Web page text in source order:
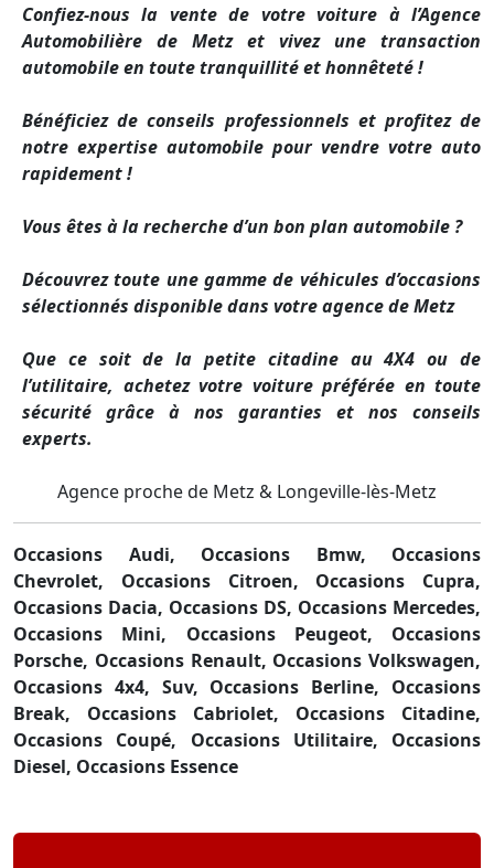
Confiez-nous la vente de votre voiture à l’Agence
Automobilière de Metz et vivez une transaction
automobile en toute tranquillité et honnêteté !
Bénéficiez de conseils professionnels et profitez de
notre expertise automobile pour vendre votre auto
rapidement !
Vous êtes à la recherche d’un bon plan automobile ?
Découvrez toute une gamme de véhicules d’occasions
sélectionnés disponible dans votre agence de Metz
Que ce soit de la petite citadine au 4X4 ou de
l’utilitaire, achetez votre voiture préférée en toute
sécurité grâce à nos garanties et nos conseils
experts.
Agence proche de Metz & Longeville-lès-Metz
Occasions Audi, Occasions Bmw, Occasions
Chevrolet, Occasions Citroen, Occasions Cupra,
Occasions Dacia, Occasions DS, Occasions Mercedes,
Occasions Mini, Occasions Peugeot, Occasions
Porsche, Occasions Renault, Occasions Volkswagen,
Occasions 4x4, Suv, Occasions Berline, Occasions
Break, Occasions Cabriolet, Occasions Citadine,
Occasions Coupé, Occasions Utilitaire, Occasions
Diesel, Occasions Essence